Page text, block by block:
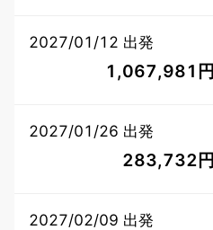
2027/01/12 出発
1,067,981円
2027/01/26 出発
283,732円
2027/02/09 出発